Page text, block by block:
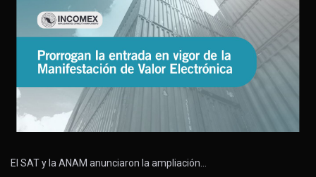
El SAT y la ANAM anunciaron la ampliación…